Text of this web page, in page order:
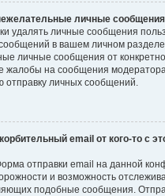
личные
удалять личные сообщения
в вашем личном
личные сообщения от
жалобы на сообщения
отправку личных сообщений.
email от кого-то с
отправки email на данной
и возможность
подобные сообщения.